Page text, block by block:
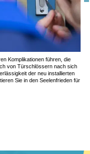
Komplikationen führen, die
von Türschlössern nach sich
der neu installierten
Sie in den Seelenfrieden für